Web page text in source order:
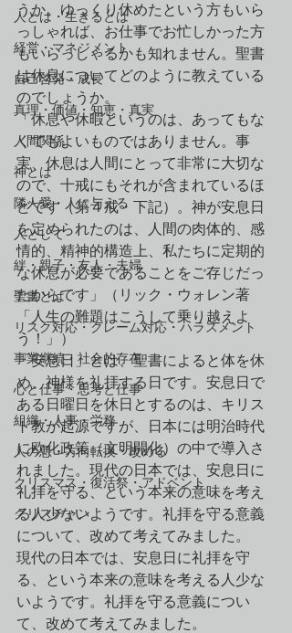
人とは・生きるとは
経営・マネジメント
自己啓発・成長
真理・価値・知恵・真実
人間関係
神とは
隣人愛・人に与える
人として
絆・親子・友人・夫婦
聖書とは
リスク対応・クレーム対応・ハラスメント
事業継続・社会的存在
心と仕事・思考と仕事
組織・人事・労務
人の悪・方向転換・改める
クリスマス・復活祭・アドベント
クリスチャン
うか。ゆっくり休めたという方もいら
っしゃれば、お仕事でお忙しかった方
もいらっしゃるかも知れません。聖書
は休息についてどのように教えている
のでしょうか。
「休息や休暇というのは、あってもな
くてもよいものではありません。事
実、休息は人間にとって非常に大切な
ので、十戒にもそれが含まれているほ
どです（第４戒・下記）。神が安息日
を定められたのは、人間の肉体的、感
情的、精神的構造上、私たちに定期的
な休息が必要であることをご存じだっ
たからです」（リック・ウォレン著
「人生の難題はこうして乗り越えよ
う！」）
「安息日」とは、聖書によると体を休
め、神様を礼拝する日です。安息日で
ある日曜日を休日とするのは、キリス
ト教が起源ですが、日本には明治時代
に欧化政策（文明開化）の中で導入さ
れました。現代の日本では、安息日に
礼拝を守る、という本来の意味を考え
る人少ないようです。礼拝を守る意義
について、改めて考えてみました。
現代の日本では、安息日に礼拝を守
る、という本来の意味を考える人少な
いようです。礼拝を守る意義につい
て、改めて考えてみました。